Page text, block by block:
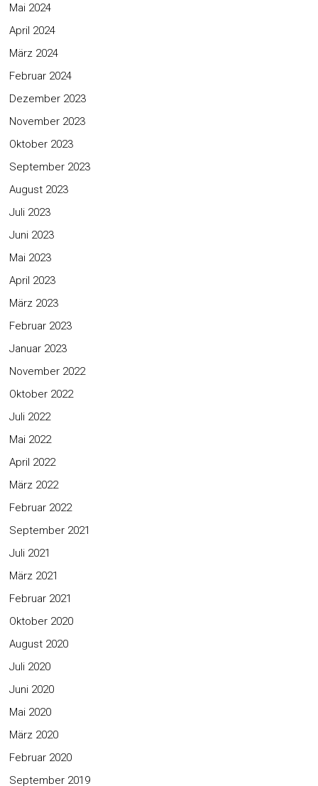
Mai 2024
April 2024
März 2024
Februar 2024
Dezember 2023
November 2023
Oktober 2023
September 2023
August 2023
Juli 2023
Juni 2023
Mai 2023
April 2023
März 2023
Februar 2023
Januar 2023
November 2022
Oktober 2022
Juli 2022
Mai 2022
April 2022
März 2022
Februar 2022
September 2021
Juli 2021
März 2021
Februar 2021
Oktober 2020
August 2020
Juli 2020
Juni 2020
Mai 2020
März 2020
Februar 2020
September 2019